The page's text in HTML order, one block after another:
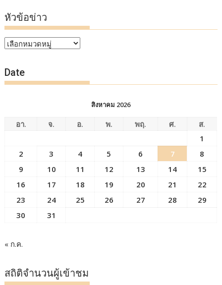
หัวข้อข่าว
หัวข้อ
Date
สิงหาคม 2026
อา. จ. อ. พ. พฤ. ศ.
ส.
1
2
3 4 5 6 7
8
9
10 11 12 13 14
15
16
17 18 19 20 21
22
23
24 25 26 27 28
29
30
31
« ก.ค.
สถิติจำนวนผู้เข้าชม